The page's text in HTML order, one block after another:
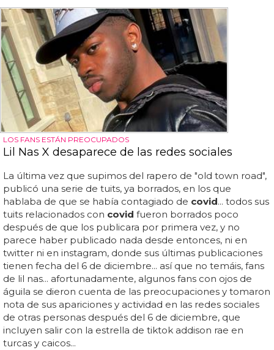
LOS FANS ESTÁN PREOCUPADOS
Lil Nas X desaparece de las redes sociales
La última vez que supimos del rapero de "old town road",
publicó una serie de tuits, ya borrados, en los que
hablaba de que se había contagiado de covid... todos sus
tuits relacionados con covid fueron borrados poco
después de que los publicara por primera vez, y no
parece haber publicado nada desde entonces, ni en
twitter ni en instagram, donde sus últimas publicaciones
tienen fecha del 6 de diciembre... así que no temáis, fans
de lil nas... afortunadamente, algunos fans con ojos de
águila se dieron cuenta de las preocupaciones y tomaron
nota de sus apariciones y actividad en las redes sociales
de otras personas después del 6 de diciembre, que
incluyen salir con la estrella de tiktok addison rae en
turcas y caicos...